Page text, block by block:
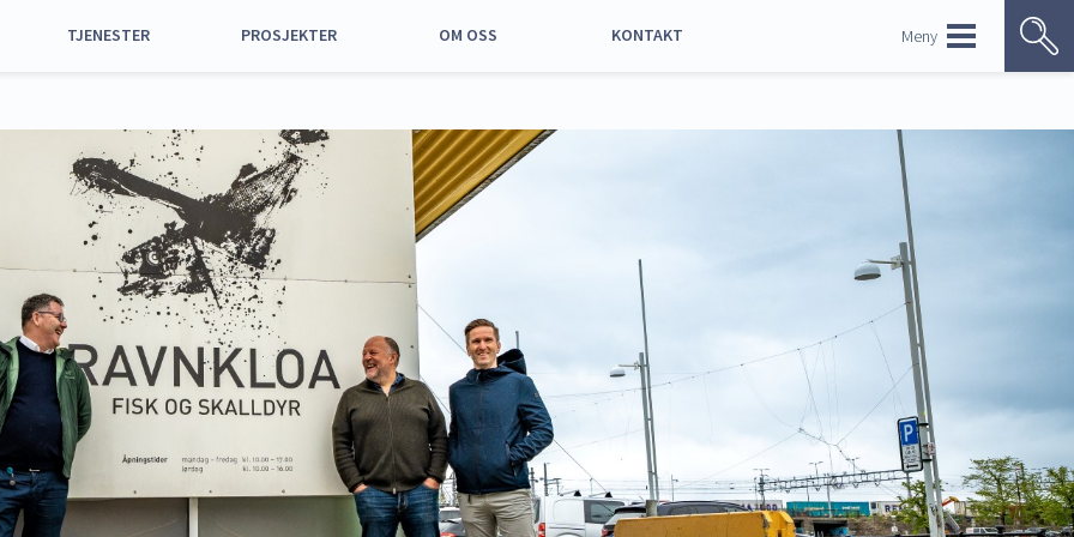
TJENESTER PROSJEKTER OM OSS KONTAKT Meny
Alle tjenester
Havn og anløp
Utstyr og
maskiner
Arealer til leie
Parkering
Aktiviteter og
tiltak
Alle prosjekter
Nyhavna
Grønøra vest,
Orkanger
Utskipingskai for
kalk
Om oss
Samfunnsansvar
Strategi 2025 –
2035
Representantskap
Styret